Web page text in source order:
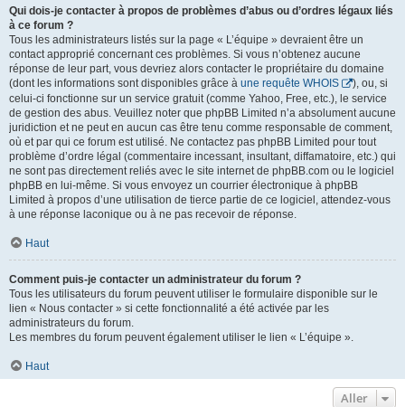
Qui dois-je contacter à propos de problèmes d’abus ou d’ordres légaux liés
à ce forum ?
Tous les administrateurs listés sur la page « L’équipe » devraient être un
contact approprié concernant ces problèmes. Si vous n’obtenez aucune
réponse de leur part, vous devriez alors contacter le propriétaire du domaine
(dont les informations sont disponibles grâce à une requête WHOIS
), ou, si
celui-ci fonctionne sur un service gratuit (comme Yahoo, Free, etc.), le service
de gestion des abus. Veuillez noter que phpBB Limited n’a absolument aucune
juridiction et ne peut en aucun cas être tenu comme responsable de comment,
où et par qui ce forum est utilisé. Ne contactez pas phpBB Limited pour tout
problème d’ordre légal (commentaire incessant, insultant, diffamatoire, etc.) qui
ne sont pas directement reliés avec le site internet de phpBB.com ou le logiciel
phpBB en lui-même. Si vous envoyez un courrier électronique à phpBB
Limited à propos d’une utilisation de tierce partie de ce logiciel, attendez-vous
à une réponse laconique ou à ne pas recevoir de réponse.
Haut
Comment puis-je contacter un administrateur du forum ?
Tous les utilisateurs du forum peuvent utiliser le formulaire disponible sur le
lien « Nous contacter » si cette fonctionnalité a été activée par les
administrateurs du forum.
Les membres du forum peuvent également utiliser le lien « L’équipe ».
Haut
Aller